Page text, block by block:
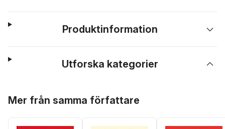
Produktinformation
Utforska kategorier
Mer från samma författare